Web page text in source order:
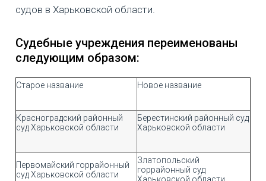
судов в Харьковской области.
Судебные учреждения переименованы
следующим образом:
Старое название Новое название
Красноградский районный
суд Харьковской области
Берестинский районный суд
Харьковской области
Первомайский горрайонный
суд Харьковской области
Златопольский
горрайонный суд